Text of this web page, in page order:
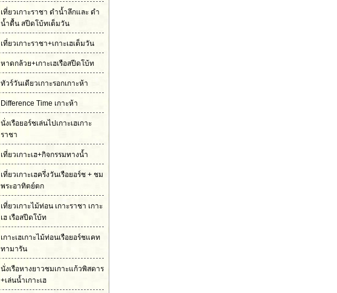
เที่ยวเกาะราชา ดำน้ำลึกและ ดำ
น้ำตื้น สปีดโบ้ทเต็มวัน
เที่ยวเกาะราชา+เกาะเฮเต็มวัน
หาดกล้วย+เกาะเฮเรือสปีดโบ้ท
ทัวร์วันเดียวเกาะรอกเกาะห้า
Difference Time เกาะห้า
นั่งเรือยอร์ชเล่นไปเกาะเฮเกาะ
ราชา
เที่ยวเกาะเฮ+กิจกรรมทางน้ำ
เที่ยวเกาะเฮครึ่งวันเรือยอร์ช + ชม
พระอาทิตย์ตก
เที่ยวเกาะไม้ท่อน เกาะราชา เกาะ
เฮ เรือสปีดโบ้ท
เกาะเฮเกาะไม้ท่อนเรือยอร์ชแคท
ทามารัน
นั่งเรือหางยาวชมเกาะแก้วพิสดาร
+เล่นน้ำเกาะเฮ